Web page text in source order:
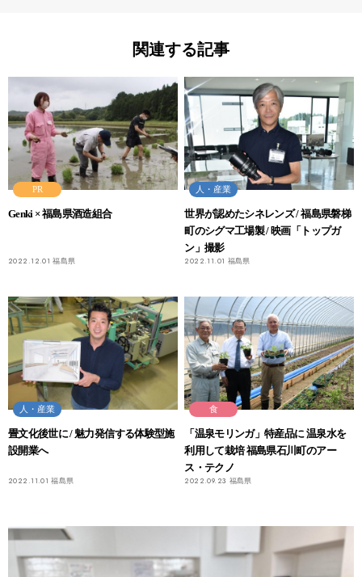
関連する記事
PR
Genki × 福島県酒造組合
2022.12.01 福島県
人・産業
世界が認めたシネレンズ / 福島県磐梯
町のシグマ工場製 / 映画「トップガ
ン」撮影
2022.11.01 福島県
人・産業
畳文化後世に / 魅力発信する体験型施
設開業へ
2022.11.01 福島県
食
「温泉モリンガ」特産品に 温泉水を
利用して栽培 福島県石川町のアー
ス・テクノ
2022.09.23 福島県